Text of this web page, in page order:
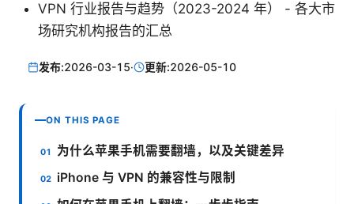
VPN 行业报告与趋势（2023-2024 年） - 各大市
场研究机构报告的汇总
发布:2026-03-15· 更新:2026-05-10
ON THIS PAGE
为什么苹果手机需要翻墙，以及关键差异
iPhone 与 VPN 的兼容性与限制